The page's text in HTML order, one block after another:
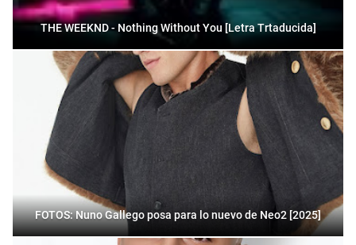
THE WEEKND - Nothing Without You [Letra Trtaducida]
FOTOS: Nuno Gallego posa para lo nuevo de Neo2 [2025]